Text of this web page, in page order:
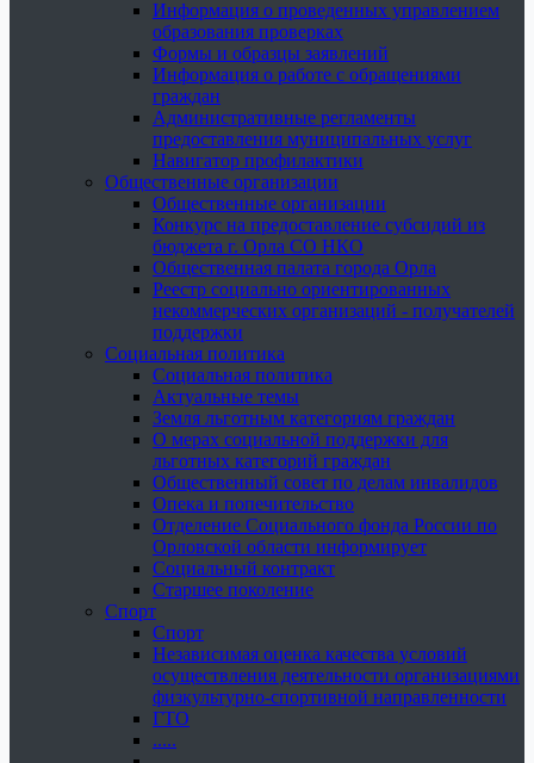
Информация о проведенных управлением
образования проверках
Формы и образцы заявлений
Информация о работе с обращениями
граждан
Административные регламенты
предоставления муниципальных услуг
Навигатор профилактики
Общественные организации
Общественные организации
Конкурс на предоставление субсидий из
бюджета г. Орла СО НКО
Общественная палата города Орла
Реестр социально ориентированных
некоммерческих организаций - получателей
поддержки
Социальная политика
Социальная политика
Актуальные темы
Земля льготным категориям граждан
О мерах социальной поддержки для
льготных категорий граждан
Общественный совет по делам инвалидов
Опека и попечительство
Отделение Социального фонда России по
Орловской области информирует
Социальный контракт
Старшее поколение
Спорт
Спорт
Независимая оценка качества условий
осуществления деятельности организациями
физкультурно-спортивной направленности
ГТО
.....